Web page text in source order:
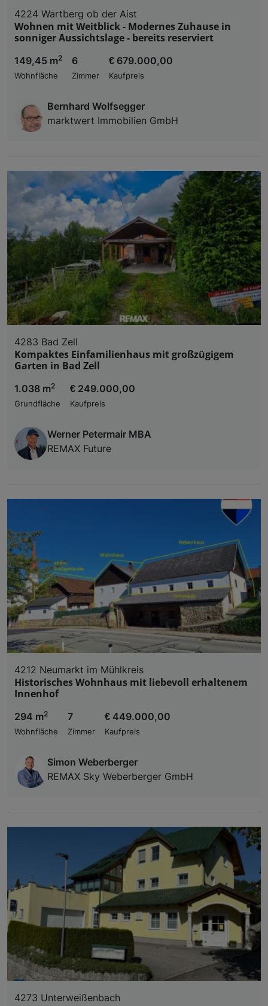
4224 Wartberg ob der Aist
Wohnen mit Weitblick - Modernes Zuhause in
sonniger Aussichtslage - bereits reserviert
149,45 m2
Wohnfläche
6
Zimmer
€ 679.000,00
Kaufpreis
Bernhard Wolfsegger
marktwert Immobilien GmbH
4283 Bad Zell
Kompaktes Einfamilienhaus mit großzügigem
Garten in Bad Zell
1.038 m2
Grundfläche
€ 249.000,00
Kaufpreis
Werner Petermair MBA
REMAX Future
4212 Neumarkt im Mühlkreis
Historisches Wohnhaus mit liebevoll erhaltenem
Innenhof
294 m2
Wohnfläche
7
Zimmer
€ 449.000,00
Kaufpreis
Simon Weberberger
REMAX Sky Weberberger GmbH
4273 Unterweißenbach